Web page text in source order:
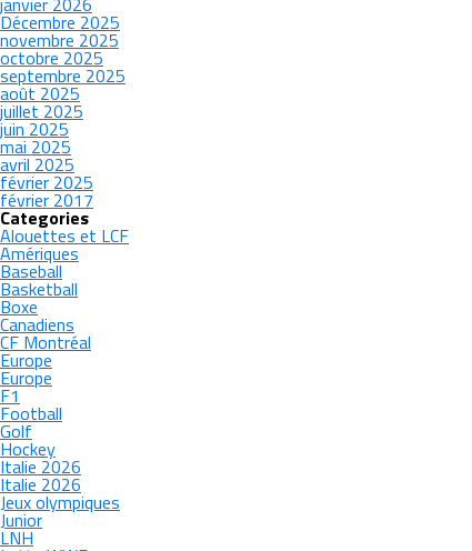
Décembre 2025
novembre 2025
octobre 2025
septembre 2025
août 2025
juillet 2025
juin 2025
mai 2025
avril 2025
février 2025
février 2017
Categories
Alouettes et LCF
Amériques
Baseball
Basketball
Boxe
Canadiens
CF Montréal
Europe
Europe
F1
Football
Golf
Hockey
Italie 2026
Italie 2026
Jeux olympiques
Junior
LNH